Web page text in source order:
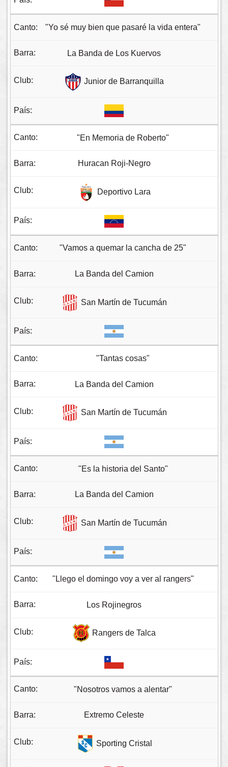
"Yo sé muy bien que pasaré la vida entera"
La Banda de Los Kuervos
Junior de Barranquilla
"En Memoria de Roberto"
Huracan Roji-Negro
Deportivo Lara
"Vamos a quemar la cancha de 25"
La Banda del Camion
San Martín de Tucumán
"Tantas cosas"
La Banda del Camion
San Martín de Tucumán
"Es la historia del Santo"
La Banda del Camion
San Martín de Tucumán
"Llego el domingo voy a ver al rangers"
Los Rojinegros
Rangers de Talca
"Nosotros vamos a alentar"
Extremo Celeste
Sporting Cristal